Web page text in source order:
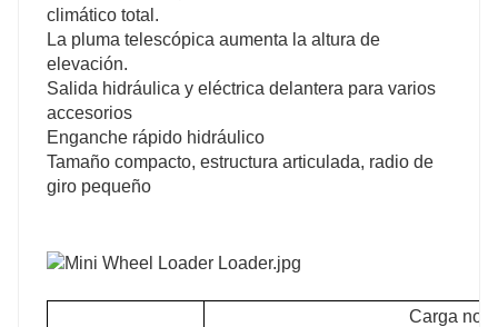
climático total.
La pluma telescópica aumenta la altura de
elevación.
Salida hidráulica y eléctrica delantera para varios
accesorios
Enganche rápido hidráulico
Tamaño compacto, estructura articulada, radio de
giro pequeño
Carga